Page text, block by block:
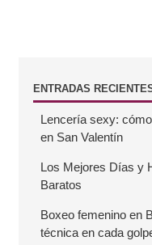
BENTRADAS
Lencería sexy:
en San Valentín
Los Mejores Días y
Baratos
Boxeo femenino en
técnica en cada